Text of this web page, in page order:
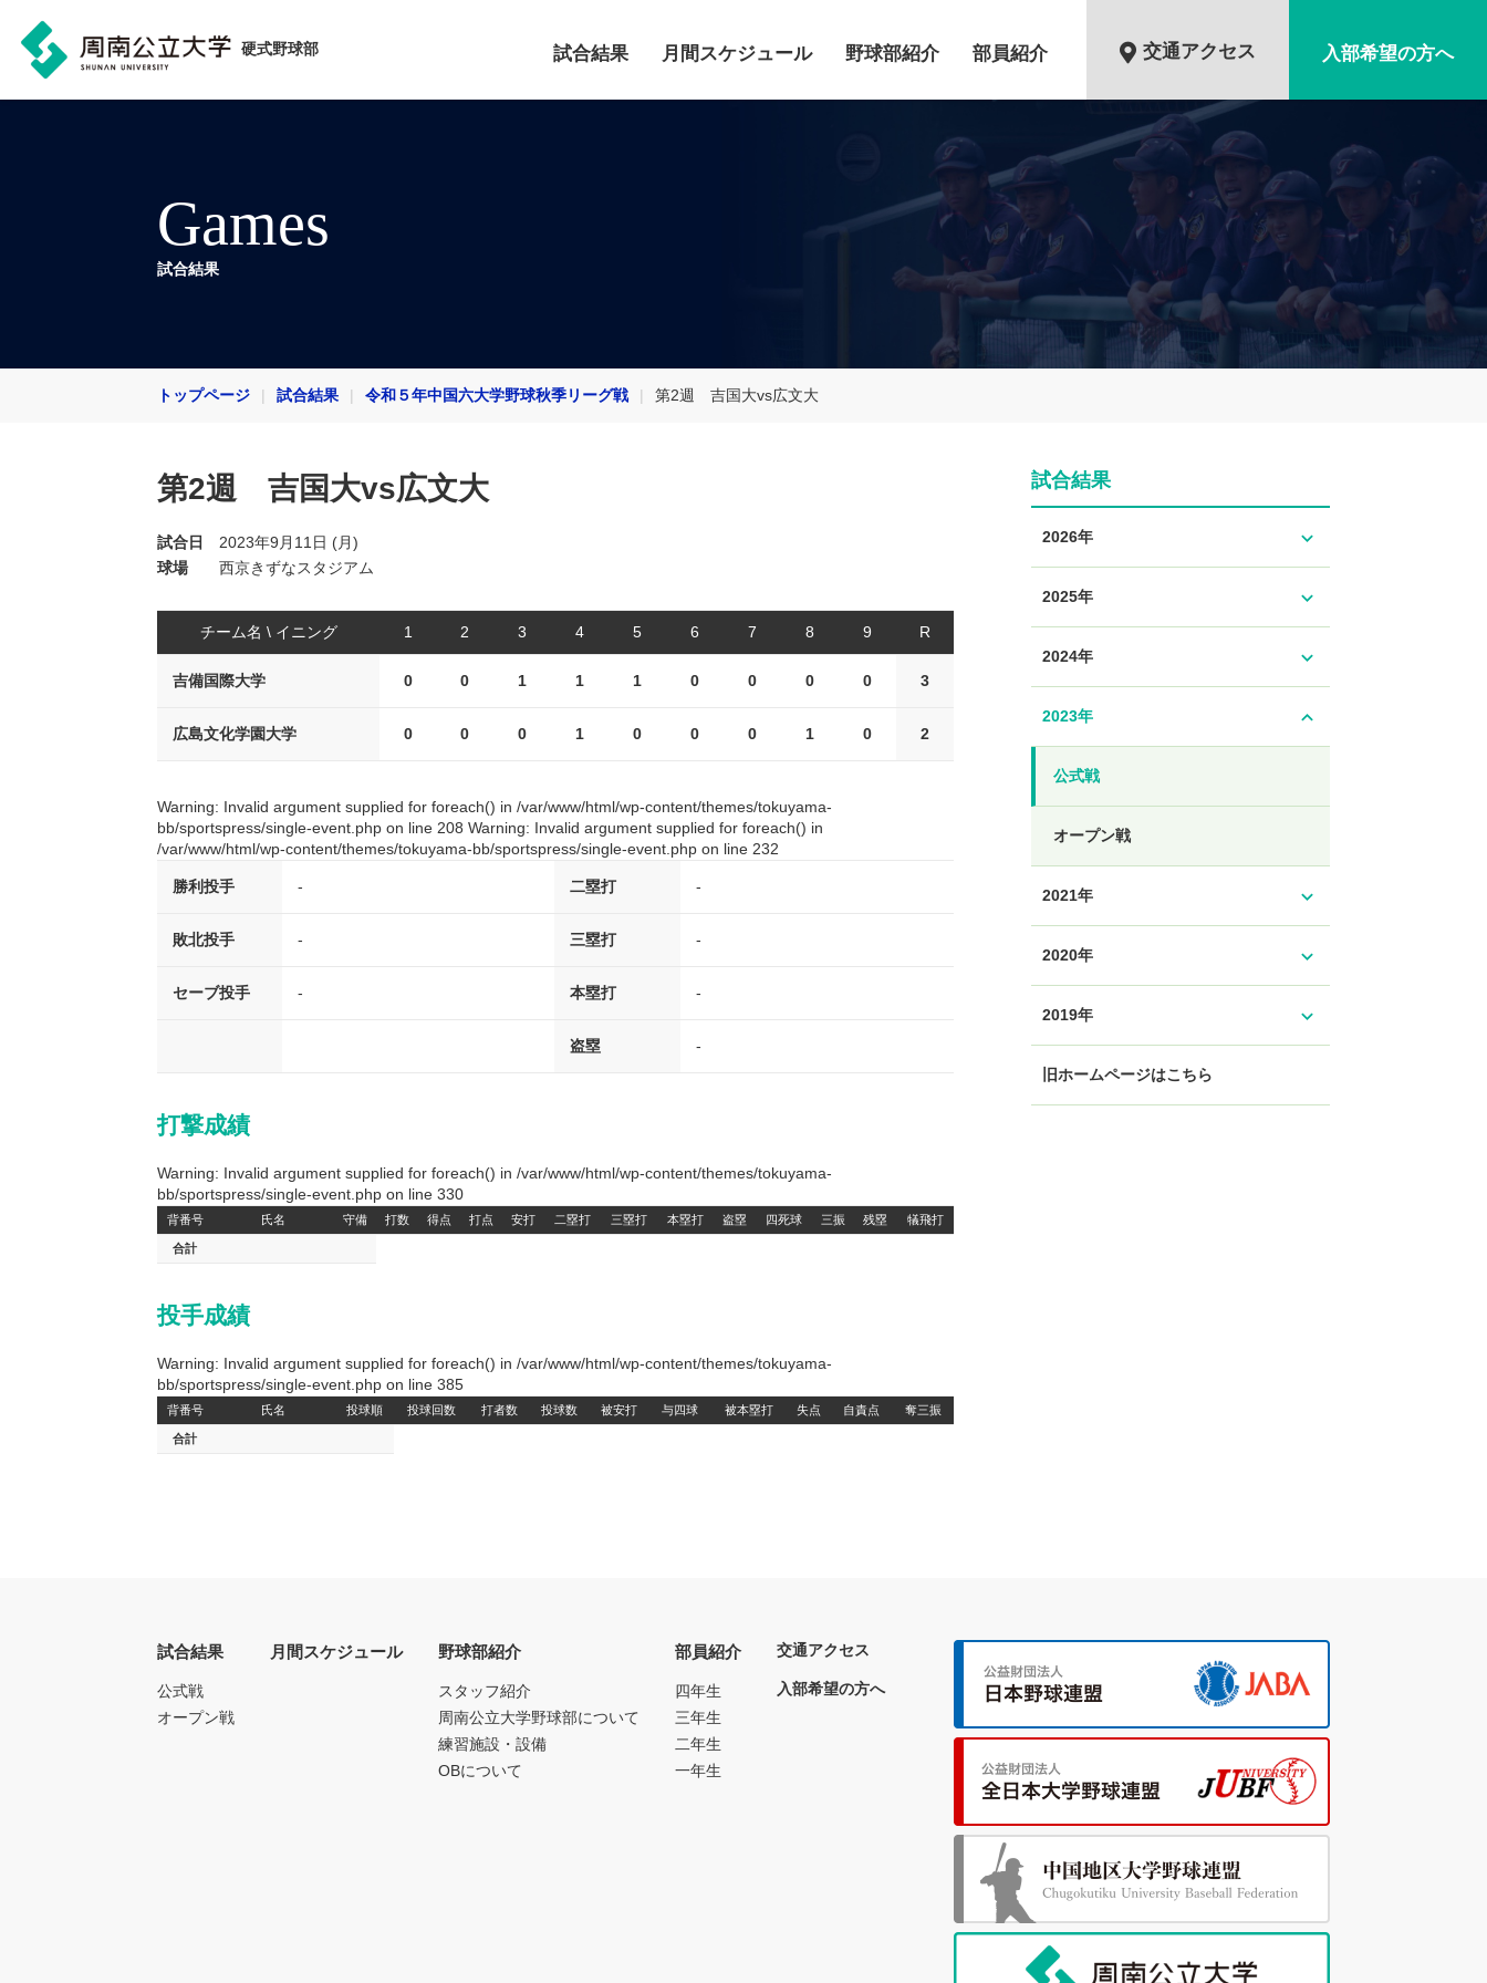
硬式野球部 試合結果 月間スケジュール 野球部紹介 部員紹介 交通アクセス 入部希望の方へ
Games
試合結果
トップページ 試合結果 令和５年中国六大学野球秋季リーグ戦 第2週 吉国大vs広文大
第2週 吉国大vs広文大
試合日
2023年9月11日 (月)
球場
西京きずなスタジアム
チーム名 \ イニング 1 2 3 4 5 6 7 8 9 R
吉備国際大学 0 0 1 1 1 0 0 0 0 3
広島文化学園大学 0 0 0 1 0 0 0 1 0 2
Warning: Invalid argument supplied for foreach() in /var/www/html/wp-content/themes/tokuyama-
bb/sportspress/single-event.php on line 208 Warning: Invalid argument supplied for foreach() in
/var/www/html/wp-content/themes/tokuyama-bb/sportspress/single-event.php on line 232
勝利投手 - 二塁打 -
敗北投手 - 三塁打 -
セーブ投手 - 本塁打 -
盗塁 -
打撃成績
Warning: Invalid argument supplied for foreach() in /var/www/html/wp-content/themes/tokuyama-
bb/sportspress/single-event.php on line 330
背番号 氏名 守備 打数 得点 打点 安打 二塁打 三塁打 本塁打 盗塁 四死球 三振 残塁 犠飛打
合計
投手成績
Warning: Invalid argument supplied for foreach() in /var/www/html/wp-content/themes/tokuyama-
bb/sportspress/single-event.php on line 385
背番号 氏名 投球順 投球回数 打者数 投球数 被安打 与四球 被本塁打 失点 自責点 奪三振
合計
試合結果
2026年 expand_more
2025年 expand_more
2024年 expand_more
2023年 expand_less
公式戦
オープン戦
2021年 expand_more
2020年 expand_more
2019年 expand_more
旧ホームページはこちら
試合結果
公式戦
オープン戦
月間スケジュール 野球部紹介
スタッフ紹介
周南公立大学野球部について
練習施設・設備
OBについて
部員紹介
四年生
三年生
二年生
一年生
交通アクセス
入部希望の方へ